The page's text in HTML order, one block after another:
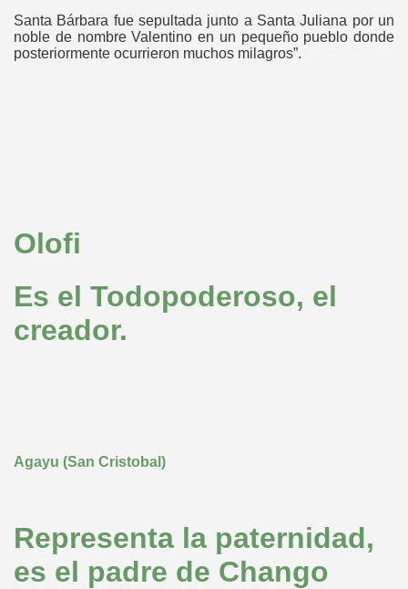
Santa Bárbara fue sepultada junto a Santa Juliana por un
noble de nombre Valentino en un pequeño pueblo donde
posteriormente ocurrieron muchos milagros”.
Olofi
Es el Todopoderoso, el
creador.
Agayu (San Cristobal)
Representa la paternidad,
es el padre de Chango